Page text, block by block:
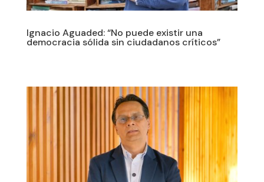
Ignacio Aguaded: “No puede existir una
democracia sólida sin ciudadanos críticos”